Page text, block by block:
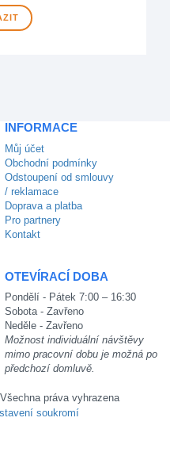
INFORMACE
Můj účet
Obchodní podmínky
Odstoupení od smlouvy
/ reklamace
Doprava a platba
Pro partnery
Kontakt
OTEVÍRACÍ DOBA
Pondělí - Pátek 7:00 – 16:30
Sobota - Zavřeno
Neděle - Zavřeno
Možnost individuální návštěvy
mimo pracovní dobu je možná po
předchozí domluvě.
práva vyhrazena
soukromí